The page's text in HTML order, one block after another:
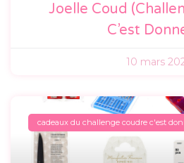
Joelle Coud
C’est
10 mars
cadeaux du challenge coudre c'est